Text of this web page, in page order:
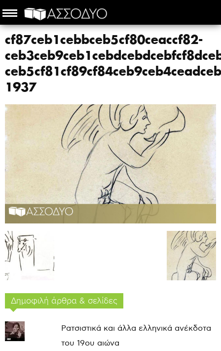
cf87ceb1cebbceb5cf80ceaccf82-
1937
Δημοφιλή άρθρα & σελίδες
Ρατσιστικά και άλλα ελληνικά ανέκδοτα
του 19ου αιώνα